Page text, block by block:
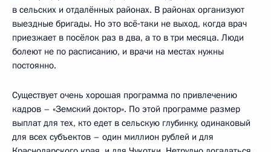
в сельских и отдалённых районах. В районах организуют
выездные бригады. Но это всё‑таки не выход, когда врач
приезжает в посёлок раз в два, а то в три месяца. Люди
болеют не по расписанию, и врачи на местах нужны
постоянно.
Существует очень хорошая программа по привлечению
кадров – «Земский доктор». По этой программе размер
выплат для тех, кто едет в сельскую глубинку, одинаковый
для всех субъектов – один миллион рублей и для